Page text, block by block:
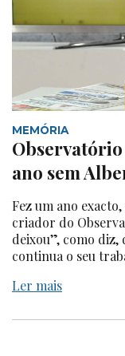
MEMÓRIA
ano sem
Fez um ano
criador do
deixou”, como diz,
continua o seu
Ler mais